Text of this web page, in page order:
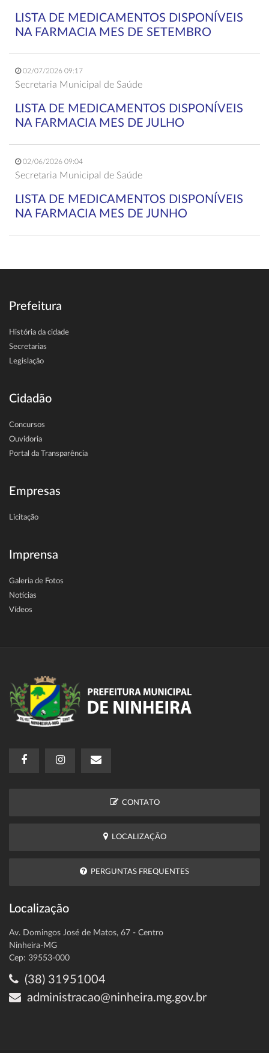
LISTA DE MEDICAMENTOS DISPONÍVEIS
NA FARMACIA MES DE SETEMBRO
02/07/2026 09:17
Secretaria Municipal de Saúde
LISTA DE MEDICAMENTOS DISPONÍVEIS
NA FARMACIA MES DE JULHO
02/06/2026 09:04
Secretaria Municipal de Saúde
LISTA DE MEDICAMENTOS DISPONÍVEIS
NA FARMACIA MES DE JUNHO
Prefeitura
História da cidade
Secretarias
Legislação
Cidadão
Concursos
Ouvidoria
Portal da Transparência
Empresas
Licitação
Imprensa
Galeria de Fotos
Notícias
Vídeos
CONTATO
LOCALIZAÇÃO
PERGUNTAS FREQUENTES
Localização
Av. Domingos José de Matos, 67 - Centro
Ninheira-MG
Cep: 39553-000
(38) 31951004
administracao@ninheira.mg.gov.br